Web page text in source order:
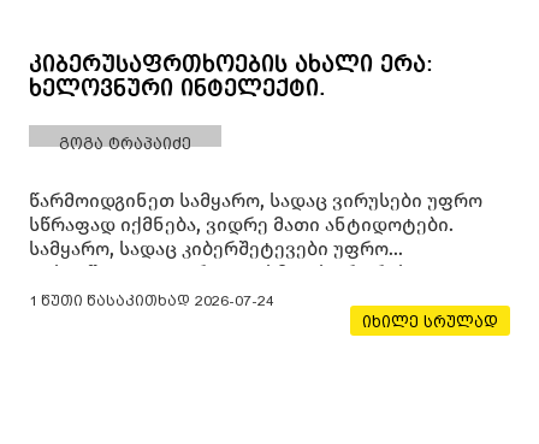
კიბერუსაფრთხოების ახალი ერა:
ხელოვნური ინტელექტი.
გოგა ტრაპაიძე
წარმოიდგინეთ სამყარო, სადაც ვირუსები უფრო
სწრაფად იქმნება, ვიდრე მათი ანტიდოტები.
სამყარო, სადაც კიბერშეტევები უფრო
დახვეწილია, ვიდრე ოდესმე. ეს არ არის
ფანტასტიკური ფილმის სიუჟეტი, არამედ
კიბერუსაფრთხოების დღევანდელი რეალობა.
1 წუთი წასაკითხად 2026-07-24
იხილე სრულად